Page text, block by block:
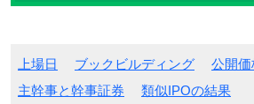
上場日 ブックビルディング
公開
主幹事と幹事証券
類似IPOの結果